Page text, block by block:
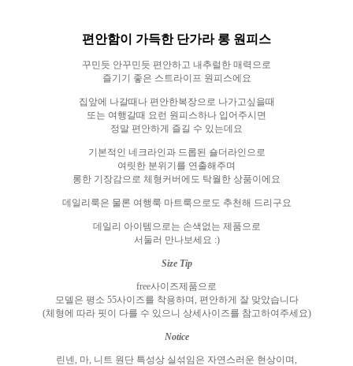
편안함이 가득한 단가라 롱 원피스
꾸민듯 안꾸민듯 편안하고 내추럴한 매력으로
즐기기 좋은 스트라이프 원피스에요
집앞에 나갈때나 편안한복장으로 나가고싶을때
또는 여행갈때 요런 원피스하나 입어주시면
정말 편안하게 즐길 수 있는데요
기본적인 네크라인과 드롭된 숄더라인으로
여릿한 분위기를 연출해주며
롱한 기장감으로 체형커버에도 탁월한 상품이에요
데일리룩은 물론 여행룩 마트룩으로도 추천해 드리구요
데일리 아이템으로는 손색없는 제품으로
서둘러 만나보세요 :)
Size Tip
free사이즈제품으로
모델은 평소 55사이즈를 착용하며, 편안하게 잘 맞았습니다
(체형에 따라 핏이 다를 수 있으니 상세사이즈를 참고하여주세요)
Notice
린넨, 마, 니트 원단 특성상 실섞임은 자연스러운 현상이며,